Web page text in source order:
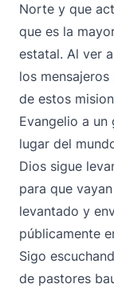
Norte y que
que es la
estatal. Al ver
los
de estos
Evangelio a
lugar del
Dios sigue
para que
levantado y
públicamente
Sigo
de pastores